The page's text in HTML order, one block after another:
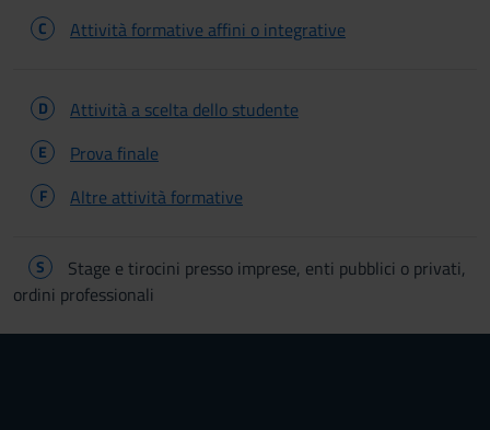
C Attività formative affini o integrative
D Attività a scelta dello studente
E Prova finale
F Altre attività formative
S
Stage e tirocini presso imprese, enti pubblici o privati,
ordini professionali